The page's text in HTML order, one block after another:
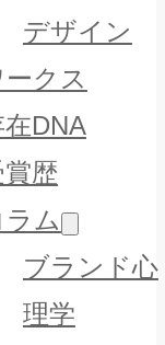
デザイン
ークス
DNA
賞歴
ラム
ブランド心
理学